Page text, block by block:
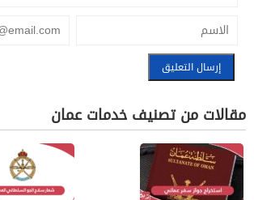
مقالات من تصنيف خدمات عمان